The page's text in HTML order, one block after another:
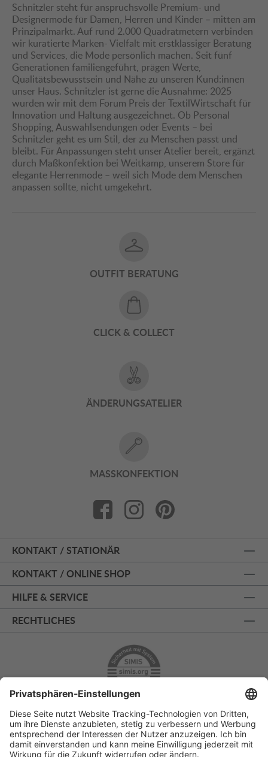
Schnitzler steht für anspruchsvolle Premium- und
Designermode für Damen, Herren und Kinder – mitten am
Prinzipalmarkt. Auf rund 2.000 Quadratmetern verbinden
wir kuratierte Marken- Vielfalt mit erstklassiger Beratung
und Services, die Mode persönlich machen. Seit fünf
Generationen familiengeführt, prägen Werte,
Qualitätsbewusstsein und Nähe zu unseren Kund:innen
unser Haus. Schnitzler ist gerne die Ausnahme: 2025
wurden wir mit dem Forum Preis der TextilWirtschaft für
Innovation und Haltung ausgezeichnet. Ob Personal
Shopping, Auswahlsendungen oder Events – bei
Schnitzler geht es um Stil, der zu Menschen passt und
bleibt. Für Anpassungen steht unser Atelier bereit, ergänzt
durch Maßkonfektion bei Weitkamp, unserem Store für
elegante Herrenmode – weil sich Mode dem Menschen
anpassen sollte, nicht umgekehrt.
OUTFIT BERATUNG
CLICK & COLLECT
ÄNDERUNGSATELIER
MASSKONFEKTION
KONTAKT / STATIONÄR
KONTAKT / ONLINE SHOP
HILFE & SERVICE
RECHTLICHES
ÜBER 125 JAHRE AM PRINZIPALMARKT
PERSÖNLICHE BERATUNG